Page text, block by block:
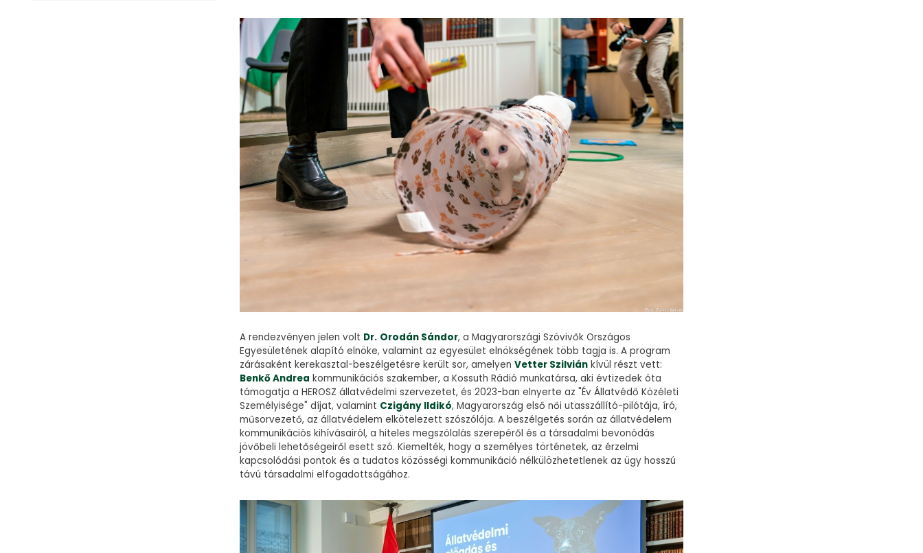
A rendezvényen jelen volt Dr. Orodán Sándor, a Magyarországi Szóvivők Országos
Egyesületének alapító elnöke, valamint az egyesület elnökségének több tagja is. A program
zárásaként kerekasztal-beszélgetésre került sor, amelyenVetter Szilvián kívül részt vett:
Benkő Andrea kommunikációs szakember, a Kossuth Rádió munkatársa, aki évtizedek óta
támogatja a HEROSZ állatvédelmi szervezetet, és 2023-ban elnyerte az "Év Állatvédő Közéleti
Személyisége" díjat, valamint Czigány Ildikó, Magyarország első női utasszállító-pilótája, író,
műsorvezető, az állatvédelem elkötelezett szószólója. A beszélgetés során az állatvédelem
kommunikációs kihívásairól, a hiteles megszólalás szerepéről és a társadalmi bevonódás
jövőbeli lehetőségeiről esett szó. Kiemelték, hogy a személyes történetek, az érzelmi
kapcsolódási pontok és a tudatos közösségi kommunikáció nélkülözhetetlenek az ügy hosszú
távú társadalmi elfogadottságához.